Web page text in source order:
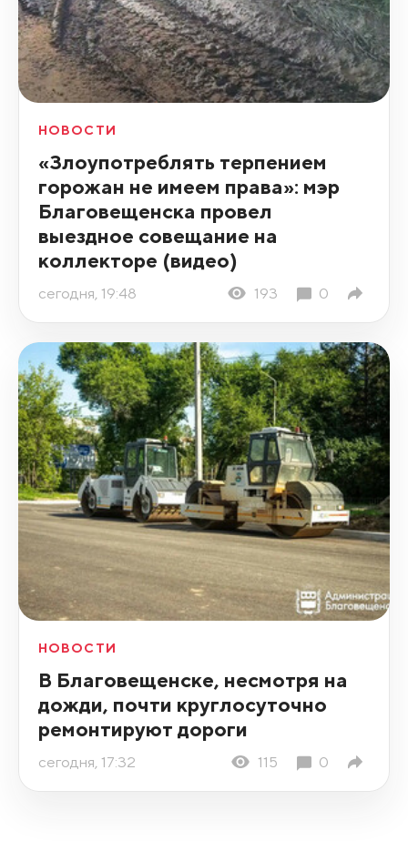
НОВОСТИ
«Злоупотреблять терпением
горожан не имеем права»: мэр
Благовещенска провел
выездное совещание на
коллекторе (видео)
сегодня, 19:48 193 0
НОВОСТИ
В Благовещенске, несмотря на
дожди, почти круглосуточно
ремонтируют дороги
сегодня, 17:32 115 0